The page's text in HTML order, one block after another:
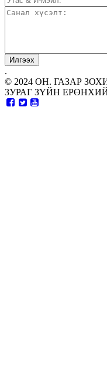
.
© 2024 ОН. ГАЗАР
ЗУРАГ ЗҮЙН